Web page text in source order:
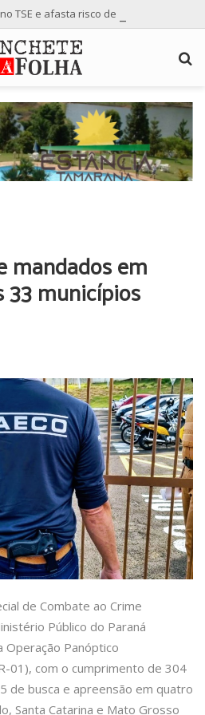
mandados em
33 municípios
de Combate ao Crime
Público do Paraná
Operação Panóptico
01), com o cumprimento de 304
de busca e apreensão em quatro
Santa Catarina e Mato Grosso